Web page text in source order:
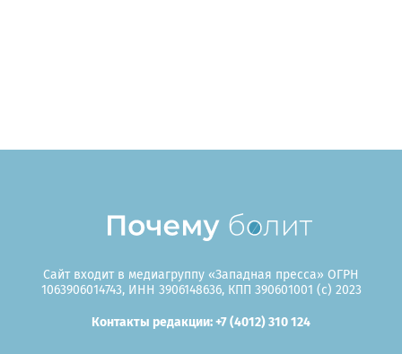
Сайт входит в медиагруппу «Западная пресса» ОГРН
1063906014743, ИНН 3906148636, КПП 390601001 (c) 2023
Контакты редакции: +7 (4012) 310 124